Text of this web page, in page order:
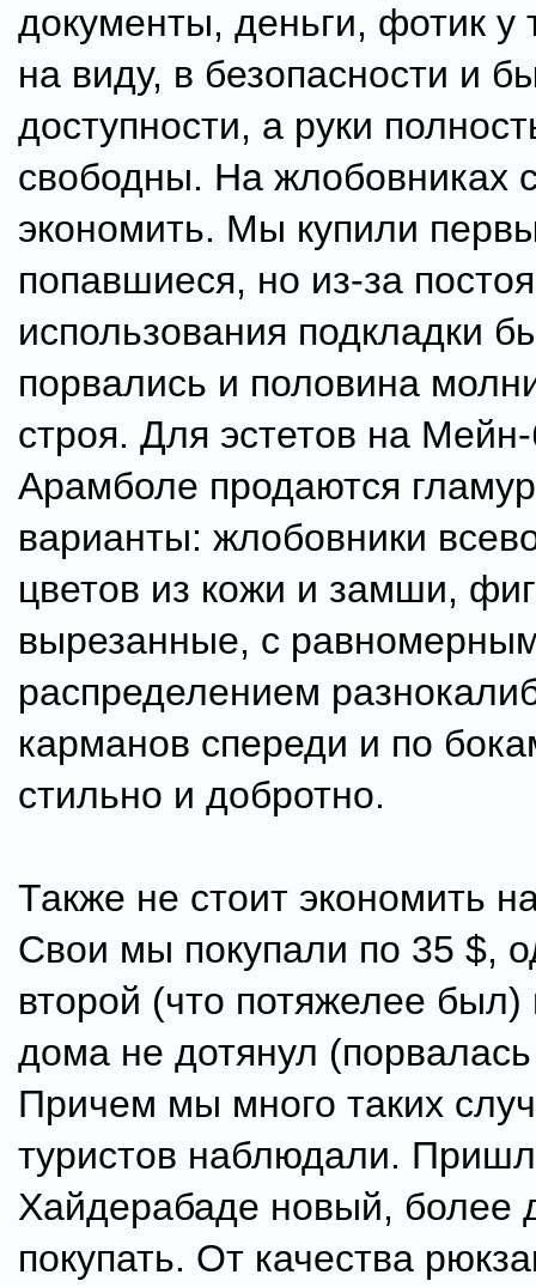
документы, деньги, фотик у
на виду, в безопасности и
доступности, а руки
свободны. На жлобовниках
экономить. Мы купили
попавшиеся, но из-за
использования подкладки
порвались и половина
строя. Для эстетов на
Арамболе продаются
варианты: жлобовники
цветов из кожи и замши,
вырезанные, с
распределением
карманов спереди и по
стильно и добротно.
Также не стоит экономить
Свои мы покупали по 35 $,
второй (что потяжелее
дома не дотянул
Причем мы много таких
туристов наблюдали.
Хайдерабаде новый, более
покупать. От качества